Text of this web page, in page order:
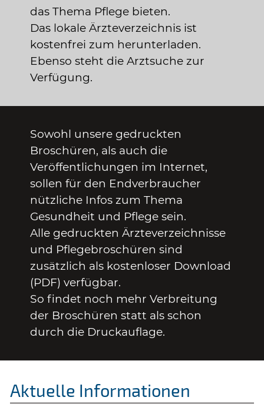
das Thema Pflege bieten.
Das lokale Ärzteverzeichnis ist
kostenfrei zum herunterladen.
Ebenso steht die Arztsuche zur
Verfügung.
Sowohl unsere gedruckten
Broschüren, als auch die
Veröffentlichungen im Internet,
sollen für den Endverbraucher
nützliche Infos zum Thema
Gesundheit und Pflege sein.
Alle gedruckten Ärzteverzeichnisse
und Pflegebroschüren sind
zusätzlich als kostenloser Download
(PDF) verfügbar.
So findet noch mehr Verbreitung
der Broschüren statt als schon
durch die Druckauflage.
Aktuelle Informationen